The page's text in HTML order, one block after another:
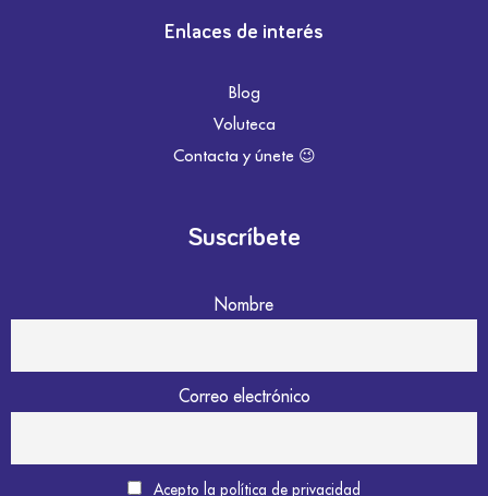
Enlaces de interés
Blog
Voluteca
Contacta y únete 😉
Suscríbete
Nombre
Correo electrónico
Acepto la política de privacidad